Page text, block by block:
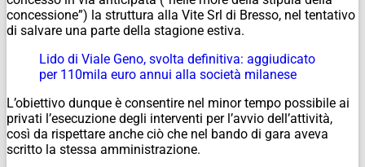
concessione”) la struttura alla Vite Srl di Bresso, nel tentativo
di salvare una parte della stagione estiva.
Lido di Viale Geno, svolta definitiva: aggiudicato
per 110mila euro annui alla società milanese
L’obiettivo dunque è consentire nel minor tempo possibile ai
privati l’esecuzione degli interventi per l’avvio dell’attività,
così da rispettare anche ciò che nel bando di gara aveva
scritto la stessa amministrazione.